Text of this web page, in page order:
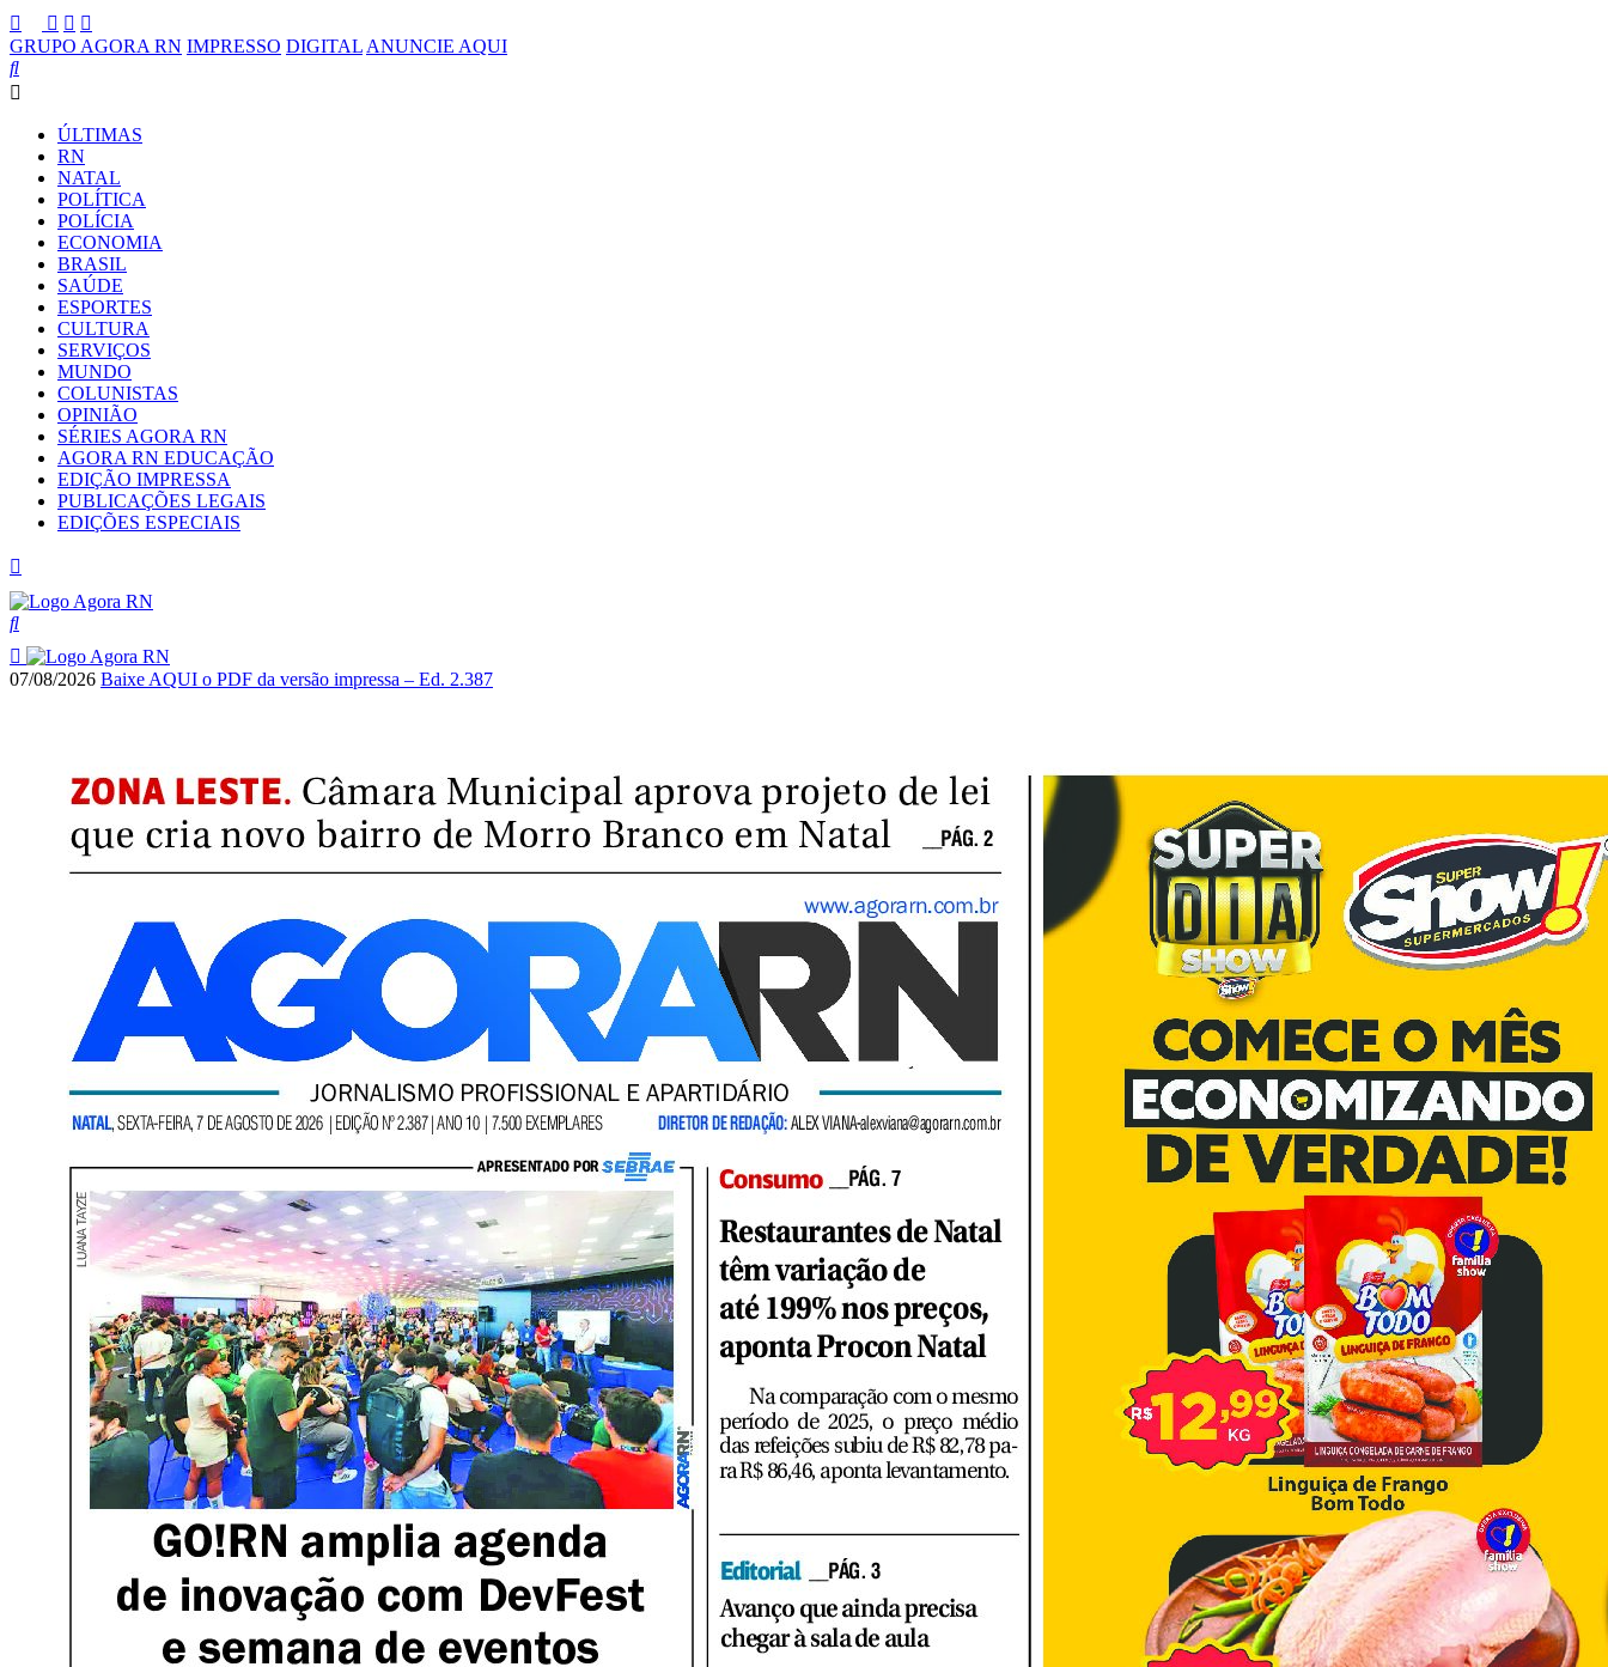
GRUPO AGORA RN IMPRESSO DIGITAL ANUNCIE AQUI
ÚLTIMAS
RN
NATAL
POLÍTICA
POLÍCIA
ECONOMIA
BRASIL
SAÚDE
ESPORTES
CULTURA
SERVIÇOS
MUNDO
COLUNISTAS
OPINIÃO
SÉRIES AGORA RN
AGORA RN EDUCAÇÃO
EDIÇÃO IMPRESSA
PUBLICAÇÕES LEGAIS
EDIÇÕES ESPECIAIS
07/08/2026 Baixe AQUI o PDF da versão impressa – Ed. 2.387